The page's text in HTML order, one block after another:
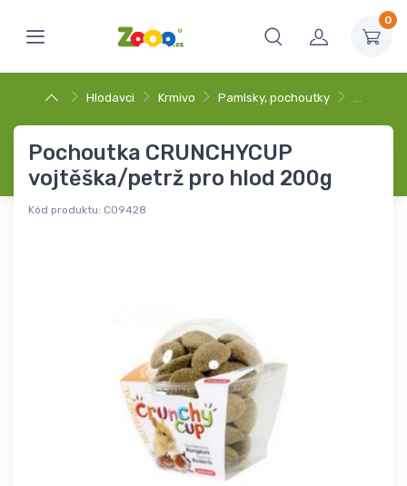
0
Hlodavci Krmivo Pamlsky, pochoutky …
Pochoutka CRUNCHYCUP
vojtěška/petrž pro hlod 200g
Kód produktu: C09428